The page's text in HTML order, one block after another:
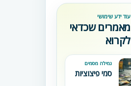
עוד ידע שימושי
מאמרים שכדאי
לקרוא
גמילה מסמים
סמי פיצוציות